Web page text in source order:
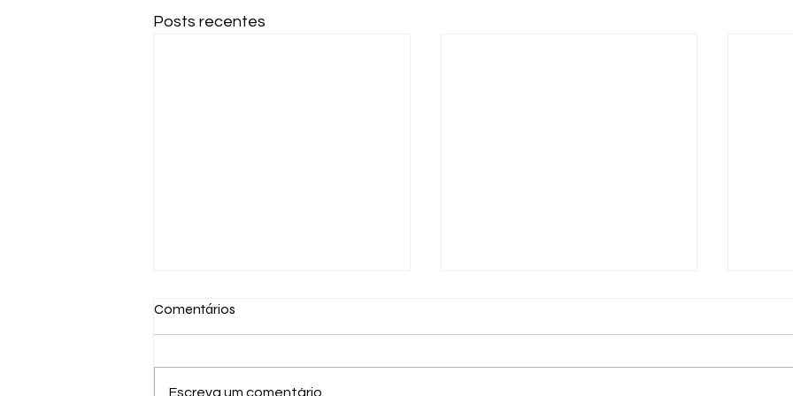
Posts recentes
Comentários
Escreva um comentário